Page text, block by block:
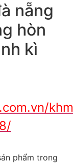
nẵng
hòn
kì
phẩm trong